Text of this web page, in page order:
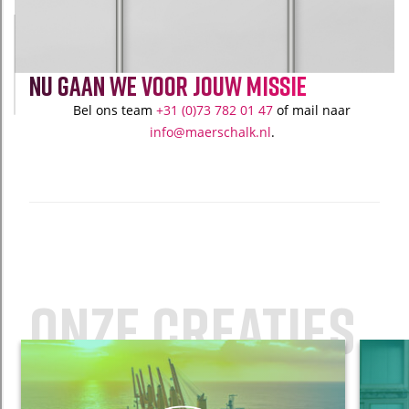
nu gaan we voor jouw missie
Bel ons team +31 (0)73 782 01 47 of mail naar
info@maerschalk.nl.
Onze creaties